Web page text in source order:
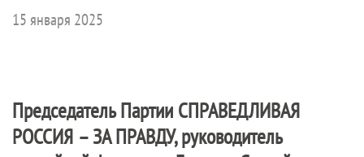
15 января 2025
Председатель Партии СПРАВЕДЛИВАЯ
РОССИЯ – ЗА ПРАВДУ, руководитель